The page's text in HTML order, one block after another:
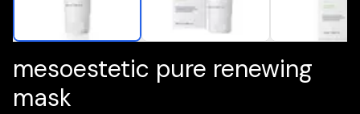
mesoestetic pure renewing
mask